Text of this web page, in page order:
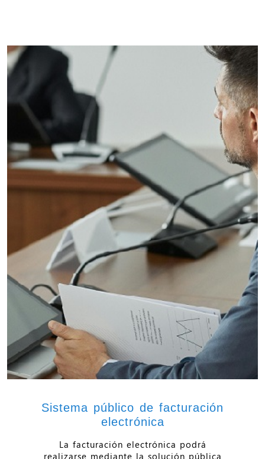
Sistema público de facturación
electrónica
La facturación electrónica podrá
realizarse mediante la solución pública